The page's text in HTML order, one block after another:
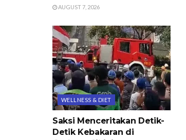
AUGUST 7, 2026
WELLNESS & DIET
Saksi Menceritakan Detik-
Detik Kebakaran di